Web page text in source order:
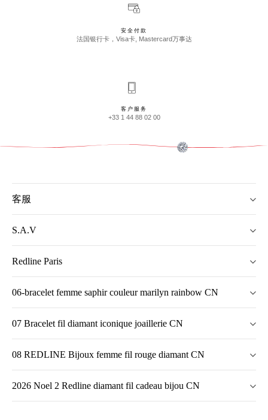
安全付款
法国银行卡，Visa卡, Mastercard万事达
客户服务
+33 1 44 88 02 00
客服
S.A.V
Redline Paris
06-bracelet femme saphir couleur marilyn rainbow CN
07 Bracelet fil diamant iconique joaillerie CN
08 REDLINE Bijoux femme fil rouge diamant CN
2026 Noel 2 Redline diamant fil cadeau bijou CN